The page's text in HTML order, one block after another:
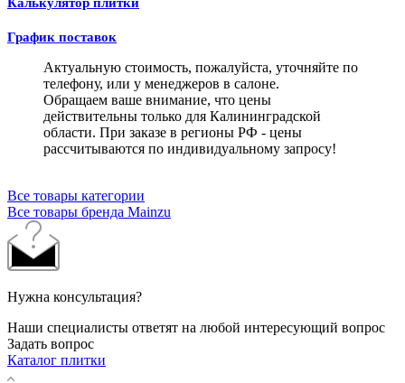
График поставок
Актуальную стоимость, пожалуйста, уточняйте по
телефону, или у менеджеров в салоне.
Обращаем ваше внимание, что цены
действительны только для Калининградской
области. При заказе в регионы РФ - цены
рассчитываются по индивидуальному запросу!
Все товары категории
Все товары бренда Mainzu
Нужна консультация?
Наши специалисты ответят на любой интересующий вопрос
Задать вопрос
Каталог плитки